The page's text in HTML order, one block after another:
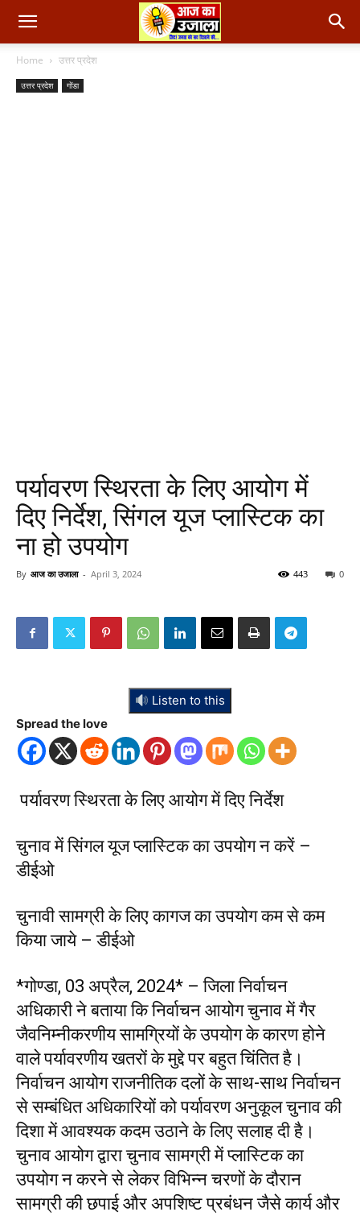
Home उत्तर प्रदेश
उत्तर प्रदेश गोंडा
पर्यावरण स्थिरता के लिए आयोग में
दिए निर्देश, सिंगल यूज प्लास्टिक का
ना हो उपयोग
By आज का उजाला - April 3, 2024 0
443
Listen to this
Spread the love
पर्यावरण स्थिरता के लिए आयोग में दिए निर्देश
चुनाव में सिंगल यूज प्लास्टिक का उपयोग न करें –
डीईओ
चुनावी सामग्री के लिए कागज का उपयोग कम से कम
किया जाये – डीईओ
*गोण्डा, 03 अप्रैल, 2024* – जिला निर्वाचन
अधिकारी ने बताया कि निर्वाचन आयोग चुनाव में गैर
जैवनिम्नीकरणीय सामग्रियों के उपयोग के कारण होने
वाले पर्यावरणीय खतरों के मुद्दे पर बहुत चिंतित है।
निर्वाचन आयोग राजनीतिक दलों के साथ-साथ निर्वाचन
से सम्बंधित अधिकारियों को पर्यावरण अनुकूल चुनाव की
दिशा में आवश्यक कदम उठाने के लिए सलाह दी है।
चुनाव आयोग द्वारा चुनाव सामग्री में प्लास्टिक का
उपयोग न करने से लेकर विभिन्न चरणों के दौरान
सामग्री की छपाई और अपशिष्ट प्रबंधन जैसे कार्य और